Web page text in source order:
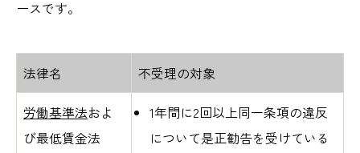
ースです。
法律名 不受理の対象
労働基準法およ
び最低賃金法
1年間に2回以上同一条項の違反
について是正勧告を受けている